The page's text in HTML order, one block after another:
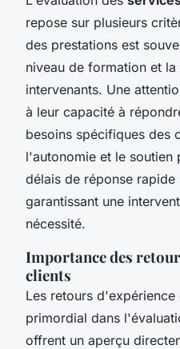
repose sur plusieurs
des prestations est
niveau de formation et
intervenants. Une
à leur capacité à
besoins spécifiques des
l'autonomie et le soutien
délais de réponse
garantissant une
nécessité.
Importance des
clients
Les retours
primordial dans
offrent un aperçu